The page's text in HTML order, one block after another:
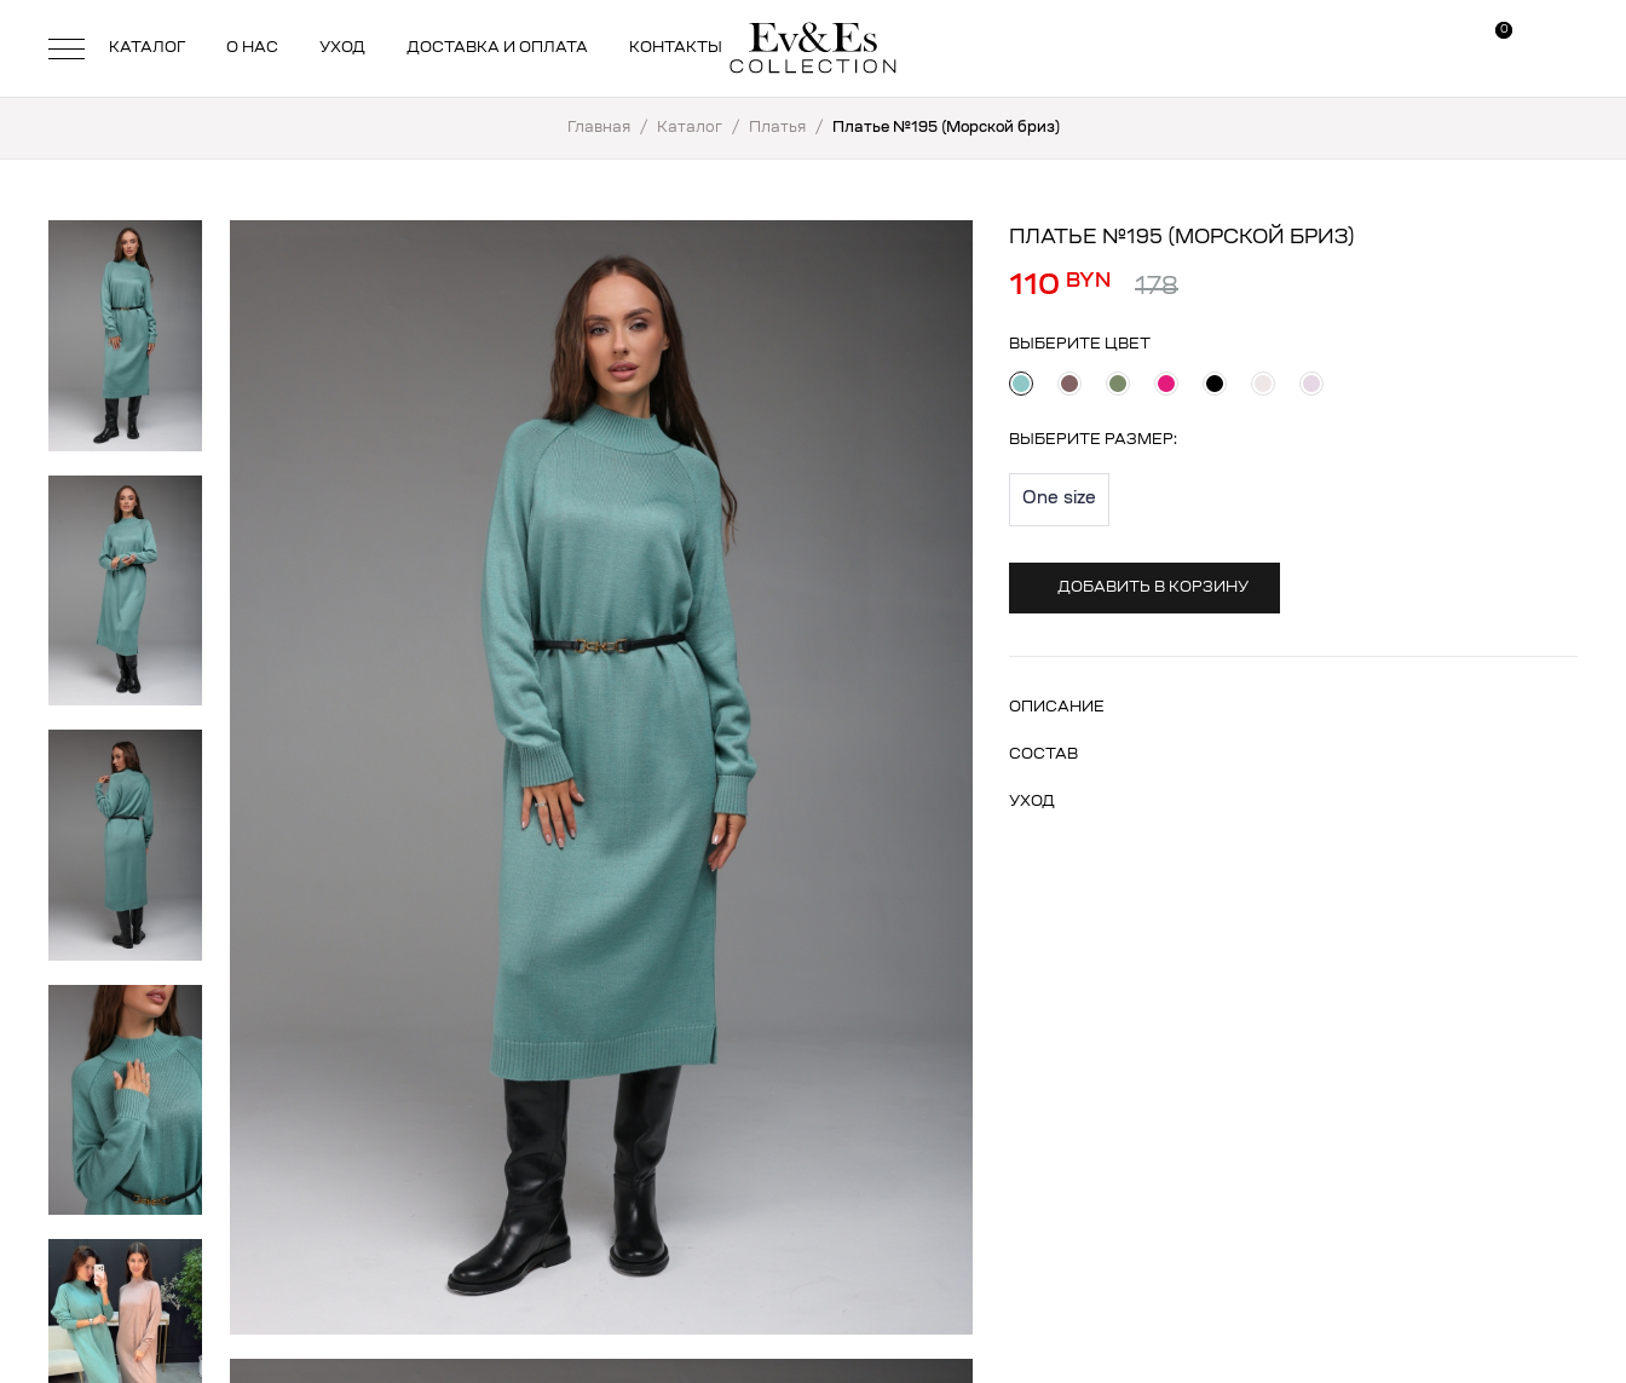
КАТАЛОГ О НАС УХОД ДОСТАВКА И ОПЛАТА КОНТАКТЫ
0
0
Главная / Каталог / Платья / Платье №195 (Морской бриз)
ПЛАТЬЕ №195 (МОРСКОЙ БРИЗ)
110 BYN 178
ВЫБЕРИТЕ ЦВЕТ
ВЫБЕРИТЕ РАЗМЕР:
One size
ДОБАВИТЬ В КОРЗИНУ
ОПИСАНИЕ
СОСТАВ
УХОД